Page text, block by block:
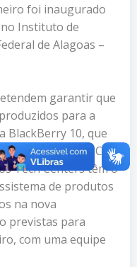
foi inaugurado
Instituto de
de Alagoas –
garantir que
para a
BlackBerry 10, que
30 de janeiro. Com
Tech Centers têm o
de produtos
na nova
previstas para
com uma equipe